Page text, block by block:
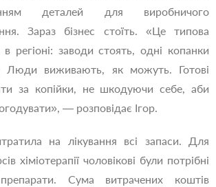
деталей для виробничого
Зараз бізнес стоїть. «Це типова
в регіоні: заводи стоять, одні копанки
Люди виживають, як можуть. Готові
за копійки, не шкодуючи себе, аби
— розповідає Ігор.
на лікування всі запаси. Для
хіміотерапії чоловікові були потрібні
Сума витрачених коштів